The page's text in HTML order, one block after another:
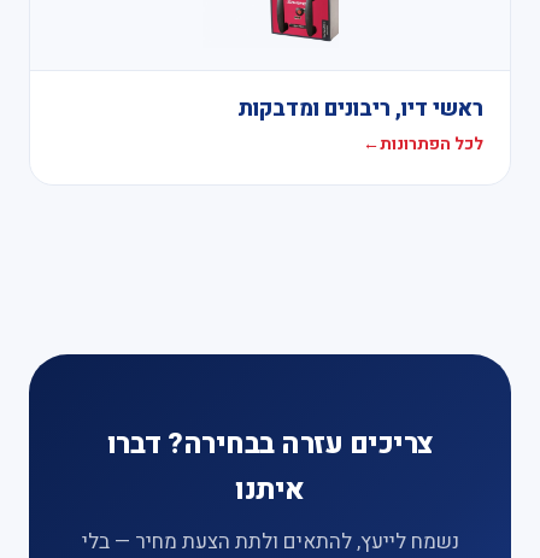
ראשי דיו, ריבונים ומדבקות
לכל הפתרונות←
צריכים עזרה בבחירה? דברו
איתנו
נשמח לייעץ, להתאים ולתת הצעת מחיר — בלי